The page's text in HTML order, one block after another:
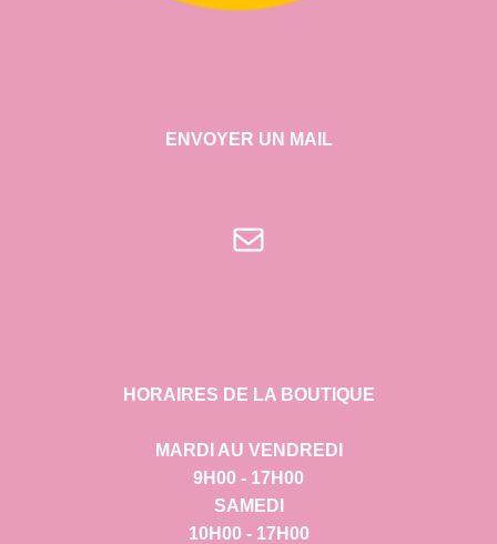
ENVOYER UN MAIL
E-mail
HORAIRES DE LA BOUTIQUE
MARDI AU VENDREDI
9H00 - 17H00
SAMEDI
10H00 - 17H00